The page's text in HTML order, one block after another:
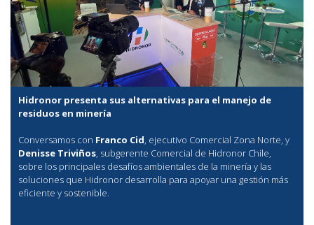
Hidronor presenta sus alternativas para el manejo de
residuos en minería
Conversamos con Franco Cid, ejecutivo Comercial Zona Norte, y
Denisse Triviños, subgerente Comercial de Hidronor Chile,
sobre los principales desafíos ambientales de la minería y las
soluciones que Hidronor desarrolla para apoyar una gestión más
eficiente y sostenible.